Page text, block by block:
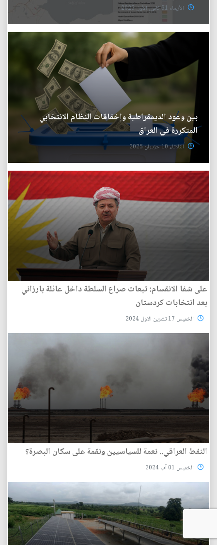
الأربعاء 31 كانون الأول 2025
بين وعود الديمقراطية وإخفاقات النظام الانتخابي
المتكررة في العراق
الثلاثاء 10 حزيران 2025
على شفا الانقسام: تبعات صراع السلطة داخل عائلة بارزاني
بعد انتخابات كردستان
الخميس 17 تشرين الاول 2024
النفط العراقي.. نعمة للسياسيين ونقمة على سكان البصرة؟
الخميس 01 آب 2024